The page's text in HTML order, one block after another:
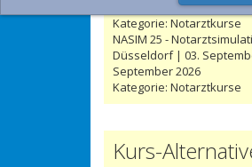
Oktober 2026
Kategorie: Notarztkurse
NASIM 25 -
Düsseldorf | 03.
September 2026
Kategorie: Notarztkurse
Kurs-